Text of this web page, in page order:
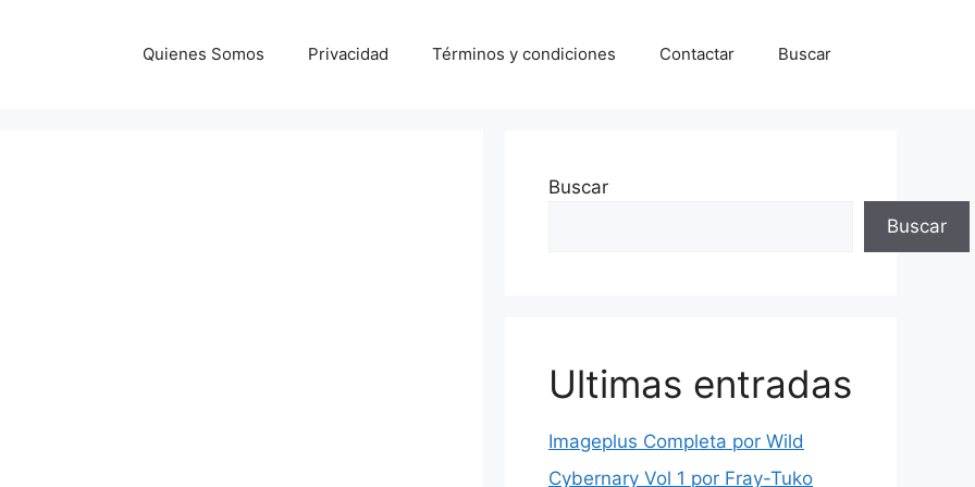
Quienes Somos Privacidad Términos y condiciones Contactar Buscar
Buscar
Buscar
Ultimas entradas
Imageplus Completa por Wild
Cybernary Vol 1 por Fray-Tuko